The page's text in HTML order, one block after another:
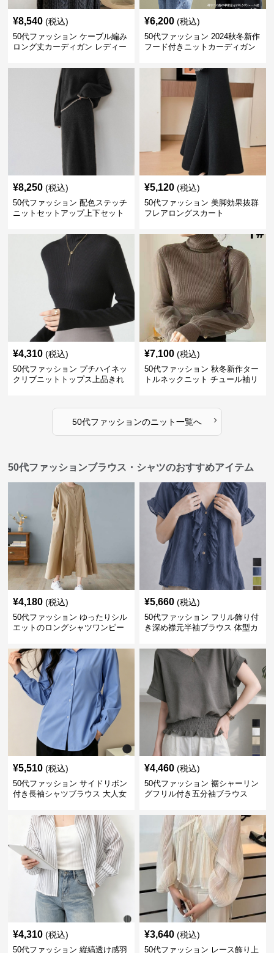
¥8,540 (税込)
50代ファッション ケーブル編み
ロング丈カーディガン レディー
¥6,200 (税込)
50代ファッション 2024秋冬新作
フード付きニットカーディガン
¥8,250 (税込)
50代ファッション 配色ステッチ
ニットセットアップ上下セット
¥5,120 (税込)
50代ファッション 美脚効果抜群
フレアロングスカート
¥4,310 (税込)
50代ファッション プチハイネッ
クリブニットトップス上品きれ
¥7,100 (税込)
50代ファッション 秋冬新作ター
トルネックニット チュール袖リ
50代ファッションのニット一覧へ ›
50代ファッションブラウス・シャツのおすすめアイテム
¥4,180 (税込)
50代ファッション ゆったりシル
エットのロングシャツワンピー
¥5,660 (税込)
50代ファッション フリル飾り付
き深め襟元半袖ブラウス 体型カ
¥5,510 (税込)
50代ファッション サイドリボン
付き長袖シャツブラウス 大人女
¥4,460 (税込)
50代ファッション 裾シャーリン
グフリル付き五分袖ブラウス
¥4,310 (税込)
50代ファッション 縦縞透け感羽
¥3,640 (税込)
50代ファッション レース飾り上